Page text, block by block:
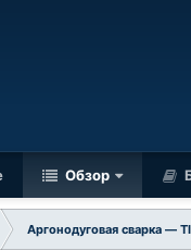
Обзор
Аргонодуговая сварка —